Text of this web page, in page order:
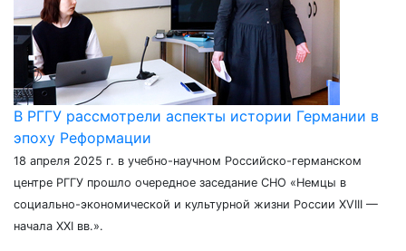
В РГГУ рассмотрели аспекты истории Германии в
эпоху Реформации
18 апреля 2025 г. в учебно-научном Российско-германском
центре РГГУ прошло очередное заседание СНО «Немцы в
социально-экономической и культурной жизни России XVIII —
начала XXI вв.».